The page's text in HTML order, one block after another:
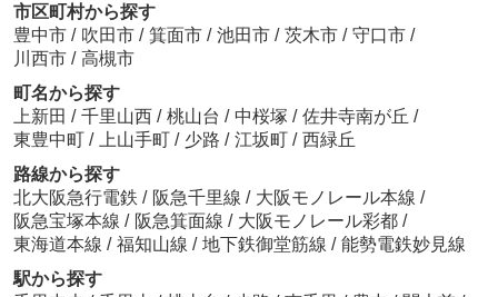
市区町村から探す
豊中市 / 吹田市 / 箕面市 / 池田市 / 茨木市 / 守口市 /
川西市 / 高槻市
町名から探す
上新田 / 千里山西 / 桃山台 / 中桜塚 / 佐井寺南が丘 /
東豊中町 / 上山手町 / 少路 / 江坂町 / 西緑丘
路線から探す
北大阪急行電鉄 / 阪急千里線 / 大阪モノレール本線 /
阪急宝塚本線 / 阪急箕面線 / 大阪モノレール彩都 /
東海道本線 / 福知山線 / 地下鉄御堂筋線 / 能勢電鉄妙見線
駅から探す